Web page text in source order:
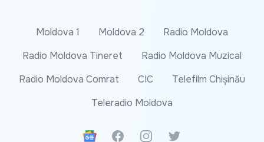
Moldova 1 Moldova 2
Radio Moldova
Radio Moldova Tineret
Radio Moldova Muzical
Radio Moldova Comrat
CIC
Telefilm Chișinău
Teleradio Moldova
Google News
FacebookInstagramTwitter